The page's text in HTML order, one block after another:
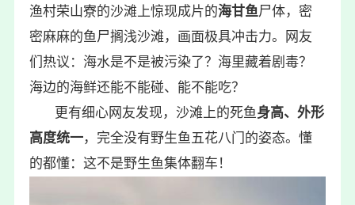
渔村荣山寮的沙滩上惊现成片的海甘鱼 尸体，密
密麻麻的鱼尸搁浅沙滩，画面极具冲击力。网友
们热议：海水是不是被污染了？海里藏着剧毒？
海边的海鲜还能不能碰、能不能吃？
更有细心网友发现，沙滩上的死鱼身高、外形
高度统一，完全没有野生鱼五花八门的姿态。懂
的都懂：这不是野生鱼集体翻车！